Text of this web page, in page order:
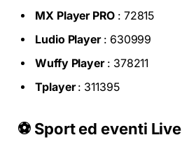
MX Player PRO: 72815
Ludio Player: 630999
Wuffy Player: 378211
Tplayer: 311395
⚽ Sport ed eventi Live